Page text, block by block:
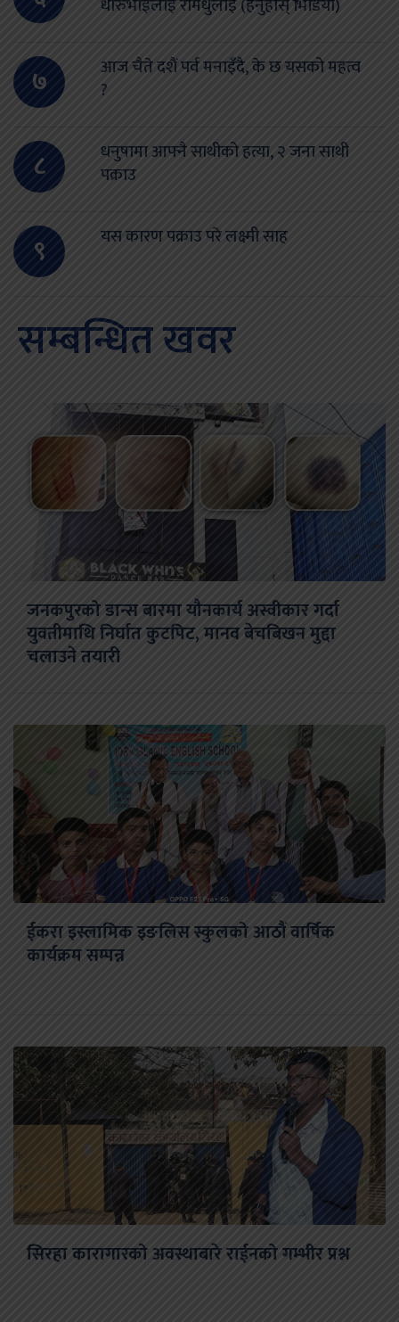
धीरुभाईलाई रामधुलाई (हेर्नुहोस् भिडियो)
७
आज चैते दशैं पर्व मनाइँदै, के छ यसको महत्व
?
८
धनुषामा आफ्नै साथीको हत्या, २ जना साथी
पक्राउ
९ यस कारण पक्राउ परे लक्ष्मी साह
सम्बन्धित खवर
जनकपुरको डान्स बारमा यौनकार्य अस्वीकार गर्दा
युवतीमाथि निर्घात कुटपिट, मानव बेचबिखन मुद्दा
चलाउने तयारी
ईकरा इस्लामिक इङलिस स्कुलको आठौं वार्षिक
कार्यक्रम सम्पन्न
सिरहा कारागारको अवस्थाबारे राईनको गम्भीर प्रश्न